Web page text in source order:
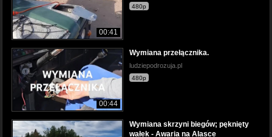
00:41
480p
00:44
Wymiana przełącznika.
ludziepodrozuja.pl
480p
Wymiana skrzyni biegów; pęknięty
wałek - Awaria na Alasce